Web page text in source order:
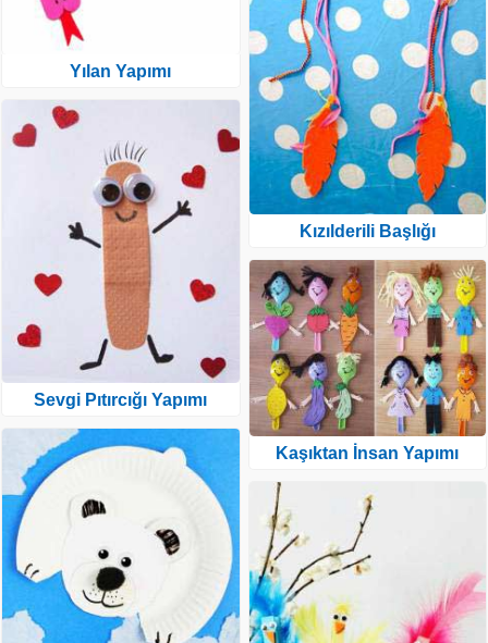
Yılan Yapımı
Sevgi Pıtırcığı Yapımı
Kızılderili Başlığı
Kaşıktan İnsan Yapımı